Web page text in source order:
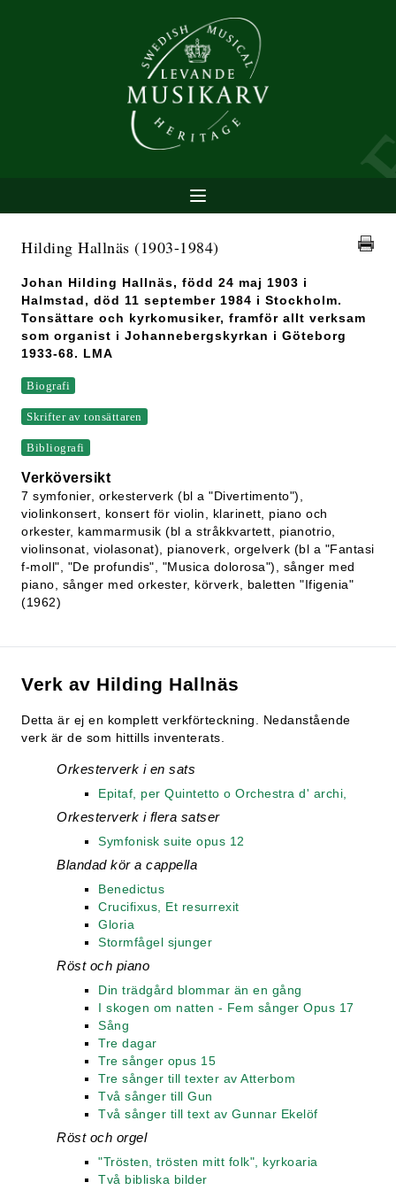
Hilding Hallnäs (1903-1984)
Johan Hilding Hallnäs, född 24 maj 1903 i
Halmstad, död 11 september 1984 i Stockholm.
Tonsättare och kyrkomusiker, framför allt verksam
som organist i Johannebergskyrkan i Göteborg
1933-68. LMA
Biografi
Skrifter av tonsättaren
Bibliografi
Verköversikt
7 symfonier, orkesterverk (bl a "Divertimento"),
violinkonsert, konsert för violin, klarinett, piano och
orkester, kammarmusik (bl a stråkkvartett, pianotrio,
violinsonat, violasonat), pianoverk, orgelverk (bl a "Fantasi
f-moll", "De profundis", "Musica dolorosa"), sånger med
piano, sånger med orkester, körverk, baletten "Ifigenia"
(1962)
Verk av Hilding Hallnäs
Detta är ej en komplett verkförteckning. Nedanstående
verk är de som hittills inventerats.
Orkesterverk i en sats
Epitaf, per Quintetto o Orchestra d' archi,
Orkesterverk i flera satser
Symfonisk suite opus 12
Blandad kör a cappella
Benedictus
Crucifixus, Et resurrexit
Gloria
Stormfågel sjunger
Röst och piano
Din trädgård blommar än en gång
I skogen om natten - Fem sånger Opus 17
Sång
Tre dagar
Tre sånger opus 15
Tre sånger till texter av Atterbom
Två sånger till Gun
Två sånger till text av Gunnar Ekelöf
Röst och orgel
"Trösten, trösten mitt folk", kyrkoaria
Två bibliska bilder